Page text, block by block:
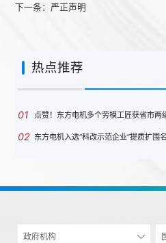
下一条： 严正声明
热点推荐
01 点赞！东方电机多个劳模工匠获省市两
02 东方电机入选“科改示范企业”提质扩围
政府机构